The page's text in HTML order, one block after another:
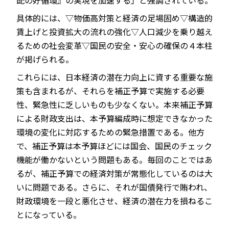
具体的には、▽物価高対策と経済の足場固め▽構造的
賃上げと投資拡大の流れの強化▽人口減少を乗り越え
るための社会変革▽国民の安全・安心の確保――の４本柱
が掲げられる。
これらには、日本経済の潜在力向上に資する重要な施
策も含まれるが、それらを補正予算で実施する必要
性、緊急性に乏しいものも少なくない。本来補正予算
による財政支出は、本予算編成時に想定できなかった
環境の変化に対応するための緊急措置である。他方
で、補正予算は本予算ほどには国会、国民のチェック
機能が働かないという問題もある。毎回のことではあ
るが、補正予算での経済対策が常態化しているのは大
いに問題である。さらに、それが国債発行で賄われ、
財政環境を一段と悪化させ、経済の潜在力を損ねるこ
とになっている。